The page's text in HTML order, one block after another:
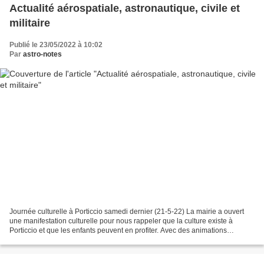
Actualité aérospatiale, astronautique, civile et
militaire
Publié le 23/05/2022 à 10:02
Par astro-notes
Journée culturelle à Porticcio samedi dernier (21-5-22) La mairie a ouvert
une manifestation culturelle pour nous rappeler que la culture existe à
Porticcio et que les enfants peuvent en profiter. Avec des animations